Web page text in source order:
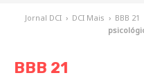
Jornal DCI › DCI Mais › BBB 21
BBB 21